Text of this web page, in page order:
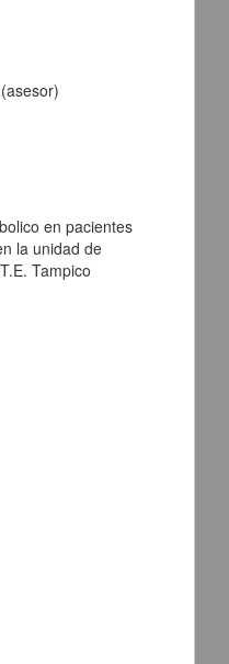
I. Madero en la que
I. Madero
en pacientes
la unidad de
Tampico